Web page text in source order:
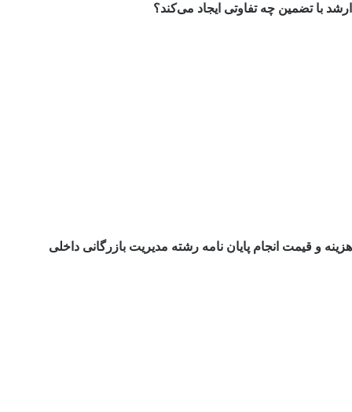
ارشد با تضمین چه تفاوتی ایجاد می‌کند؟
هزینه و قیمت انجام پایان نامه رشته مدیریت بازرگانی داخلی